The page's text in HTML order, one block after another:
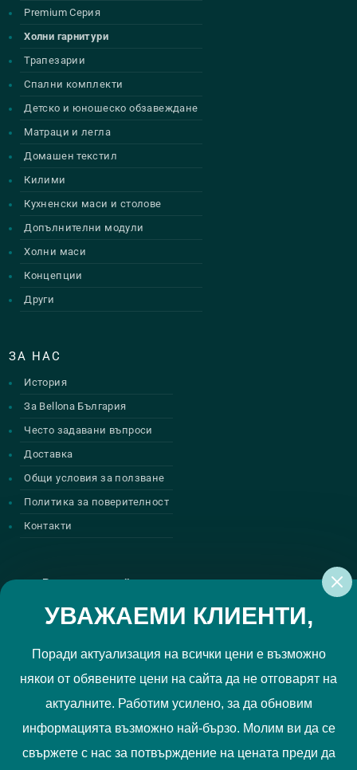
УВАЖАЕМИ КЛИЕНТИ,
Поради актуализация на всички цени е възможно
някои от обявените цени на сайта да не отговарят на
актуалните. Работим усилено, за да обновим
информацията възможно най-бързо. Молим ви да се
свържете с нас за потвърждение на цената преди да
Premium Серия
Холни гарнитури
Трапезарии
Спални комплекти
Детско и юношеско обзавеждане
Матраци и легла
Домашен текстил
Килими
Кухненски маси и столове
Допълнителни модули
Холни маси
Концепции
Други
ЗА НАС
История
За Bellona България
Често задавани въпроси
Доставка
Общи условия за ползване
Политика за поверителност
Контакти
Регистрирай се за нашите атрактивни
Прочетох и приемам Политиката за поверителност
РЕГИСТРИРАЙ МЕ